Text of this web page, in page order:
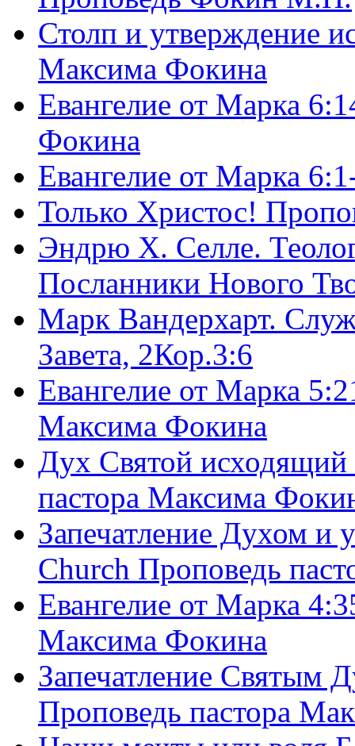
Столп и утверждение
Максима Фокина
Евангелие от Марка
Фокина
Евангелие от Марка
Только Христос!
Эндрю Х. Селле.
Посланники Нового
Марк Вандерхарт.
Завета, 2Кор.3:6
Евангелие от Марка
Максима Фокина
Дух Святой
пастора Максима
Запечатление Духом и
Church Проповедь
Евангелие от Марка
Максима Фокина
Запечатление Святым
Проповедь пастора